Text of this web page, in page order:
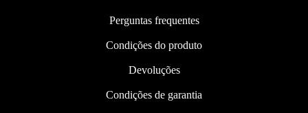
Perguntas frequentes
Condições do produto
Devoluções
Condições de garantia